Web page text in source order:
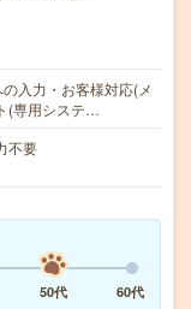
入力・お客様対応(メ
(専用システ…
不要
50代 60代